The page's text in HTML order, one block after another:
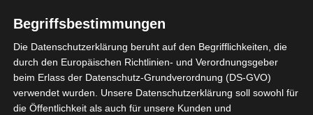
GESAMTE STATISTIK
Begriffsbestimmungen
Die Datenschutzerklärung beruht auf den Begrifflichkeiten, die
durch den Europäischen Richtlinien- und Verordnungsgeber
beim Erlass der Datenschutz-Grundverordnung (DS-GVO)
verwendet wurden. Unsere Datenschutzerklärung soll sowohl für
die Öffentlichkeit als auch für unsere Kunden und